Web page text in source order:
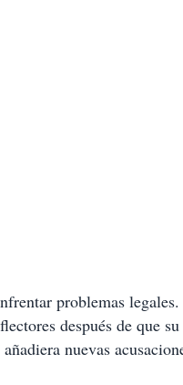
problemas
después de que
nuevas